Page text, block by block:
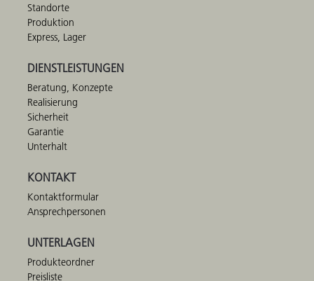
Standorte
Produktion
Express, Lager
DIENSTLEISTUNGEN
Beratung, Konzepte
Realisierung
Sicherheit
Garantie
Unterhalt
KONTAKT
Kontaktformular
Ansprechpersonen
UNTERLAGEN
Produkteordner
Preisliste